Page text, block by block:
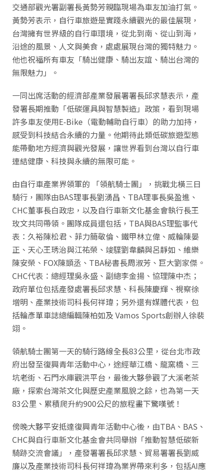
交通部觀光署副署長黃勢芳親臨現場為車友加油打氣。
黃勢芳表示，自行車旅遊是實踐永續觀光的最佳展現，
台灣擁有世界級的自行車環境，從北到南、從山到海，
沿途的風景、人文與美食，處處展現台灣的獨特魅力。
他也祝福所有車友「騎出健康、騎出友誼、騎出台灣的
無限魅力」。
一同出席活動的經濟部產業發展署署長邱求慧表示，產
發署長期推動「低碳運具與智慧製造」政策，看到現場
許多車友使用E-Bike（電動輔助自行車）的助力加持，
感受到科技結合永續的力量。他期待此類低碳旅遊型態
能帶動地方經濟與觀光發展，讓世界看到台灣以自行車
連結健康、科技與永續的無限可能。
由自行車產業界領軍的 「領航騎士團」，挑戰北橫三日
騎行，團隊由BAS理事長劉湧昌、TBA理事長吳盈進、
CHC董事長白政忠，以及自行車新文化基金會執行長王
玫文共同帶領。團隊成員還包括，TBA與BAS理監事代
表：久裕陳松君、菲力簡敬倫、鐵甲林立偉、威輪陳晏
正、天心王琇治與江祐榮、竣驜劉韋麟與呂靜如、維樂
陳安榮、FOX陳顗丞、TBA秘書長周淑芳、巨大劉家傑。
CHC代表：總經理吳永盛、副總李金揚、協理陳中杰；
政府單位包括產發處署長邱求慧、科長陳慶輝、視察徐
增明、產業技術司科長何祥瑋；另外還有媒體代表，包
括輪彥單車誌總編輯陳柏如及 Vamos Sports創辦人徐裴
翊。
領航騎士團第一天的騎行路線全長83公里，從台北市政
府出發至復興青年活動中心，途經華江橋、龍窯橋、三
坑老街、石門水庫觀洪平台，最後大夥參觀了大溪老茶
廠，探索台灣茶文化與歷史產業風貌之餘，也為第一天
83公里、累積爬升約900公尺的旅程畫下驚嘆號！
傍晚大夥平安抵達復興青年活動中心後，由TBA、BAS、
CHC與自行車新文化基金會共同舉辦「推動智慧低碳新
騎跡交流會議」，產發署署長邱求慧、貿易署署長劉威
廉以及產業技術司科長何祥瑋為業界帶來利多，包括AI應